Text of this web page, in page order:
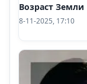
Возраст Земли
8-11-2025, 17:10